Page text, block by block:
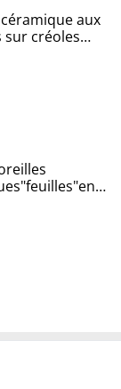
aux
sur créoles
-sans
pièce unique